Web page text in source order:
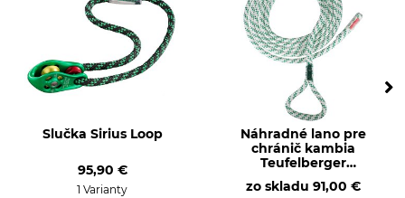
Slučka Sirius Loop
95,90 €
1 Varianty
Náhradné lano pre
chránič kambia
Teufelberger
pulleySaver
zo skladu 91,00 €